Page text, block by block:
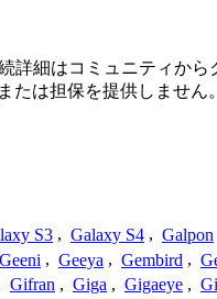
細はコミュニティか
は担保を提供しません。
S3 , Galaxy S4 , Galpon
Geeni , Geeya , Gembird ,
Gifran , Giga , Gigaeye ,